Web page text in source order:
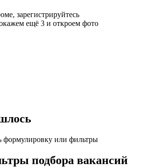
зарегистрируйтесь
ещё 3 и откроем фото
формулировку или фильтры
подбора вакансий